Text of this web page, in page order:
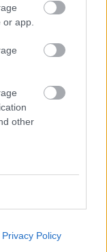
app.
other
Privacy Policy
lehet
ezt akarja